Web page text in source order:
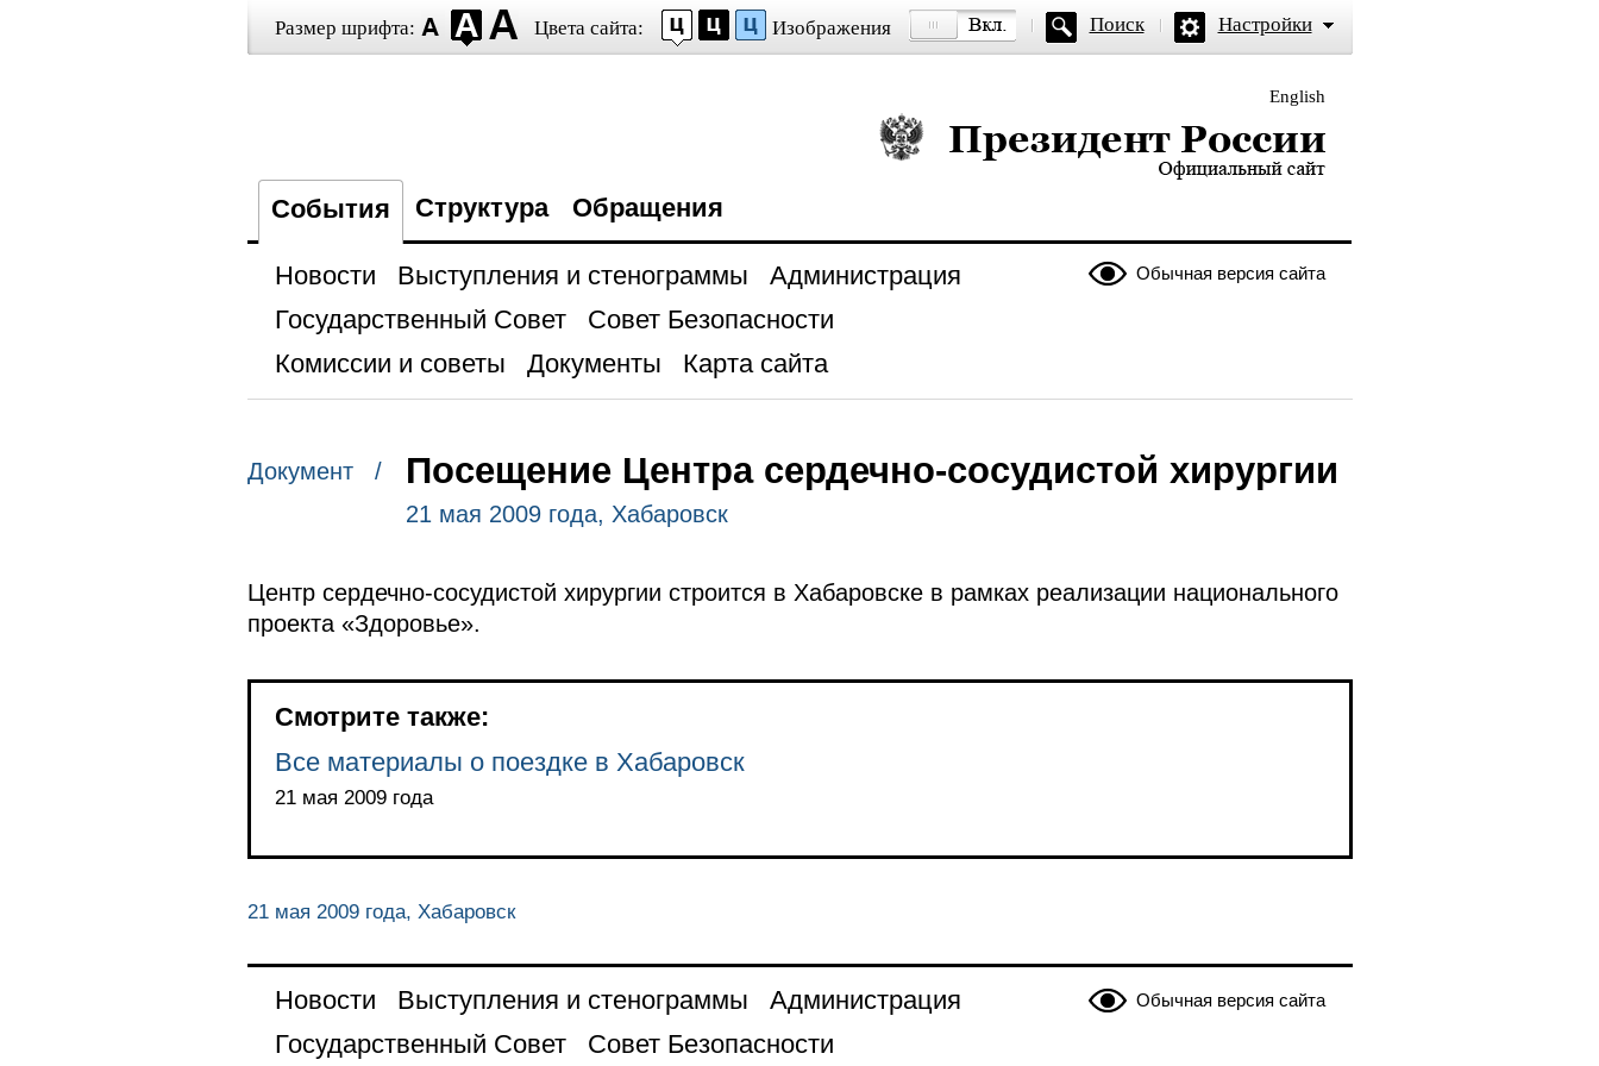
Размер шрифта: Цвета сайта: Изображения Поиск Настройки
English
Президент России — официальный сайт
События Структура Обращения
Обычная версия сайта
Новости Выступления и стенограммы
Администрация
Государственный Совет
Совет Безопасности
Комиссии и советы
Документы Карта сайта
Документ / Посещение Центра сердечно-сосудистой хирургии
21 мая 2009 года, Хабаровск
Центр сердечно-сосудистой хирургии строится в Хабаровске в рамках реализации национального
проекта «Здоровье».
Смотрите также:
Все материалы о поездке в Хабаровск
21 мая 2009 года
21 мая 2009 года, Хабаровск
Обычная версия сайта
Новости Выступления и стенограммы
Администрация
Государственный Совет
Совет Безопасности